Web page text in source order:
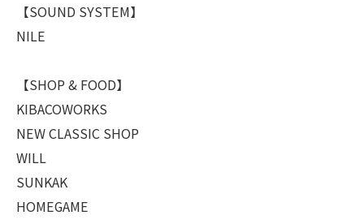
【SOUND SYSTEM】
NILE
【SHOP & FOOD】
KIBACOWORKS
NEW CLASSIC SHOP
WILL
SUNKAK
HOMEGAME